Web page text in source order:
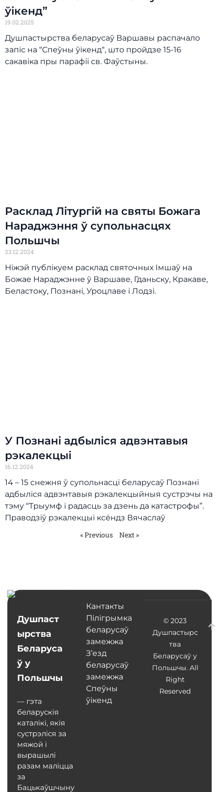
ўікенд”
19.02.2025
Душпастырства беларусаў Варшавы распачало
запіс на “Спеўны ўікенд“, што пройдзе 15-16
сакавіка пры парафіі св. Фаўстыны.
Расклад Літургій на святы Божага
Нараджэння ў супольнасцях
Польшчы
23.12.2024
Ніжэй публікуем расклад святочных Імшаў на
Божае Нараджэнне ў Варшаве, Гданьску, Кракаве,
Беластоку, Познані, Уроцлаве і Лодзі.
У Познані адбыліся адвэнтавыя
рэкалекцыі
16.12.2024
14 – 15 снежня ў супольнасці беларусаў Познані
адбыліся адвэнтавыя рэкалекцыйныя сустрэчы на
тэму “Трыумф і радасць за дзень да катастрофы”.
Праводзіў рэкалекцыі ксёндз Вячаслаў
« Previous
Next »
Душпаст
ырства
Беларуса
ў у
Польшчы
— гэта
беларускія
каталікі, якія
сустрэліся за
мяжой і
вырашылі
разам маліцца
за
Бацькаўшчыну
Кантакты
Пілігрымка
беларусаў
замежжа
З’езд
беларусаў
замежжа
Спеўны
ўікенд
© 2023
Душпастырс
тва
Беларусаў у
Польшчы. All
Right
Reserved